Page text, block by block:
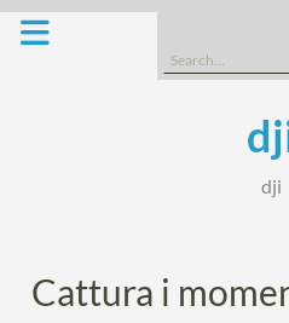
Skip
Search
for:
dji
Cattura i